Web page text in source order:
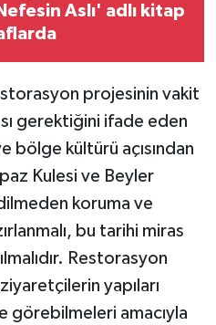
Aslı' adlı kitap
projesinin vakit
gerektiğini ifade eden
bölge kültürü açısından
Kulesi ve Beyler
koruma ve
bu tarihi miras
Restorasyon
yapıları
görebilmeleri amacıyla